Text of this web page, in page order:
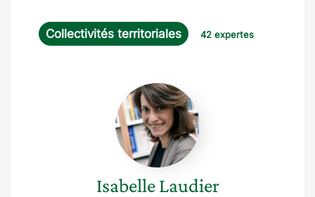
Collectivités territoriales 42 expertes
Isabelle
Laudier
Isabelle Laudier